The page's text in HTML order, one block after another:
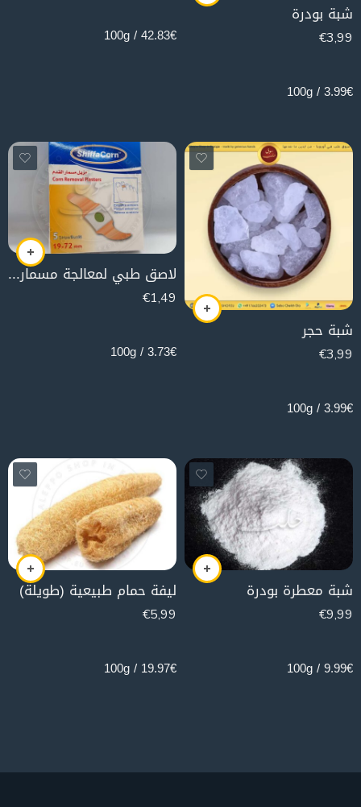
شبة بودرة
€3,99
3.99€ / 100g
42.83€ / 100g
شبة حجر
€3,99
3.99€ / 100g
لاصق طبي لمعالجة مسمار اللحم
€1,49
3.73€ / 100g
شبة معطرة بودرة
€9,99
9.99€ / 100g
ليفة حمام طبيعية (طويلة)
€5,99
19.97€ / 100g